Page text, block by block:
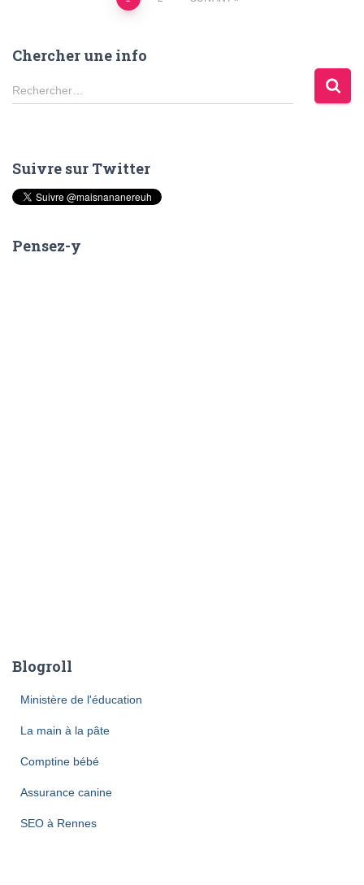
Chercher une info
R
e
r
c
h
r
Rechercher…
Suivre sur Twitter
Pensez-y
Blogroll
Ministère de l'éducation
La main à la pâte
Comptine bébé
Assurance canine
SEO à Rennes